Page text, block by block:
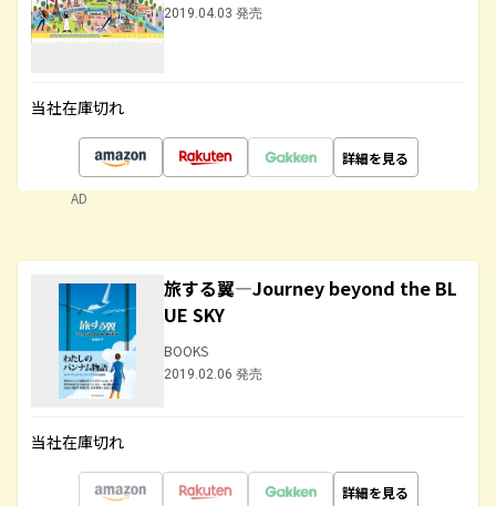
2019.04.03 発売
当社在庫切れ
詳細を見る
AD
旅する翼―Journey beyond the BL
UE SKY
BOOKS
2019.02.06 発売
当社在庫切れ
詳細を見る